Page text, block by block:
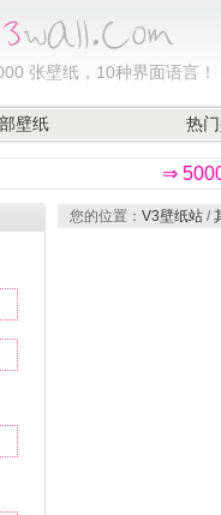
张壁纸，10种界面语言！
壁纸 热
⇒
您的位置： V3壁纸站 /